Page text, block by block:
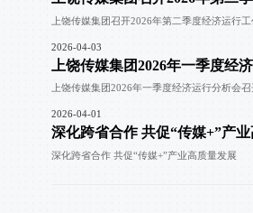
上饶传媒集团召开2026年第二季度经济运行
2026-04-03
上饶传媒集团2026年一季度经
上饶传媒集团2026年一季度经济运行分析会召
2026-04-01
深化跨省合作 共促“传媒+”产
深化跨省合作 共促“传媒+”产业高质量发展